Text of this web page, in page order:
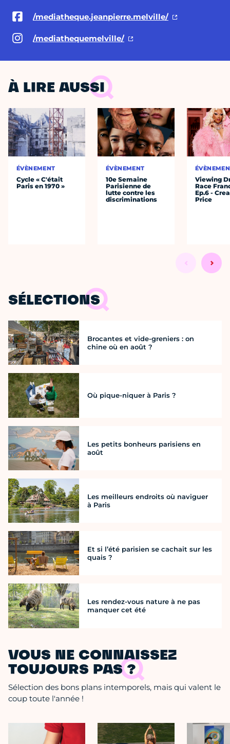
/mediatheque.jeanpierre.melville/
/mediathequemelville/
À LIRE AUSSI
ÉVÈNEMENT
Cycle « C'était
Paris en 1970 »
ÉVÈNEMENT
10e Semaine
Parisienne de
lutte contre les
discriminations
Viewing
Race
Ep.6 -
Price
SÉLECTIONS
Brocantes et vide-greniers : on
chine où en août ?
Où pique-niquer à Paris ?
Les petits bonheurs parisiens en
août
Les meilleurs endroits où naviguer
à Paris
Et si l’été parisien se cachait sur les
quais ?
Les rendez-vous nature à ne pas
manquer cet été
VOUS NE CONNAISSEZ
TOUJOURS PAS ?
Sélection des bons plans intemporels, mais qui valent le
coup toute l'année !